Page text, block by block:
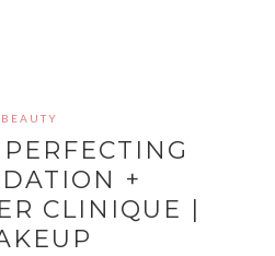
BEAUTY
+
CLINIQUE |